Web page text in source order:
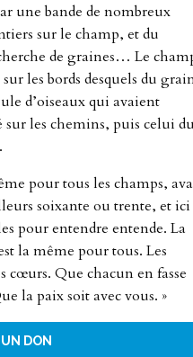
une bande de nombreux
sur le champ, et du
de graines… Le
les bords desquels du
d’oiseaux qui avaient
sur les chemins, puis celui
pour tous les champs,
soixante ou trente, et ici
pour entendre entende. La
la même pour tous. Les
cœurs. Que chacun en fasse
la paix soit avec vous. »
DON